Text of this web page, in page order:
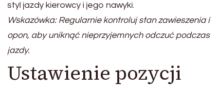
styl jazdy kierowcy i jego nawyki.
Wskazówka: Regularnie kontroluj stan zawieszenia i
opon, aby uniknąć nieprzyjemnych odczuć podczas
jazdy.
Ustawienie pozycji